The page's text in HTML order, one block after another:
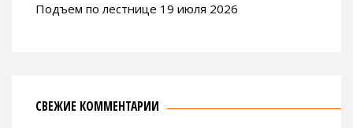
Подъем по лестнице 19 июля 2026
СВЕЖИЕ КОММЕНТАРИИ